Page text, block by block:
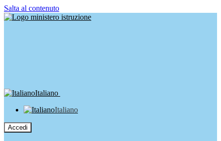
Salta al contenuto
Italiano
Italiano
Accedi